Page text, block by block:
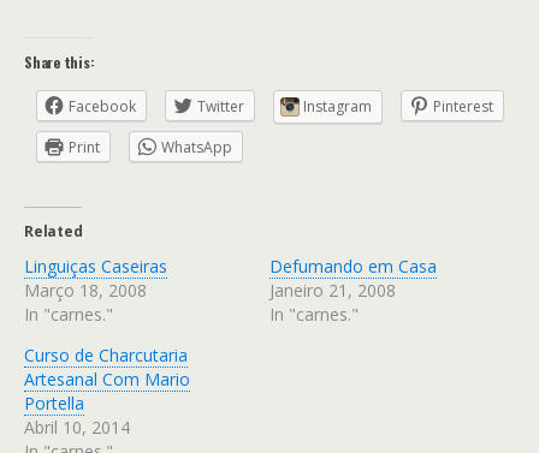
Share this:
Facebook Twitter Instagram
Pinterest
Print
WhatsApp
Related
Linguiças Caseiras
Março 18, 2008
In "carnes."
Defumando em Casa
Janeiro 21, 2008
In "carnes."
Curso de Charcutaria
Artesanal Com Mario
Portella
Abril 10, 2014